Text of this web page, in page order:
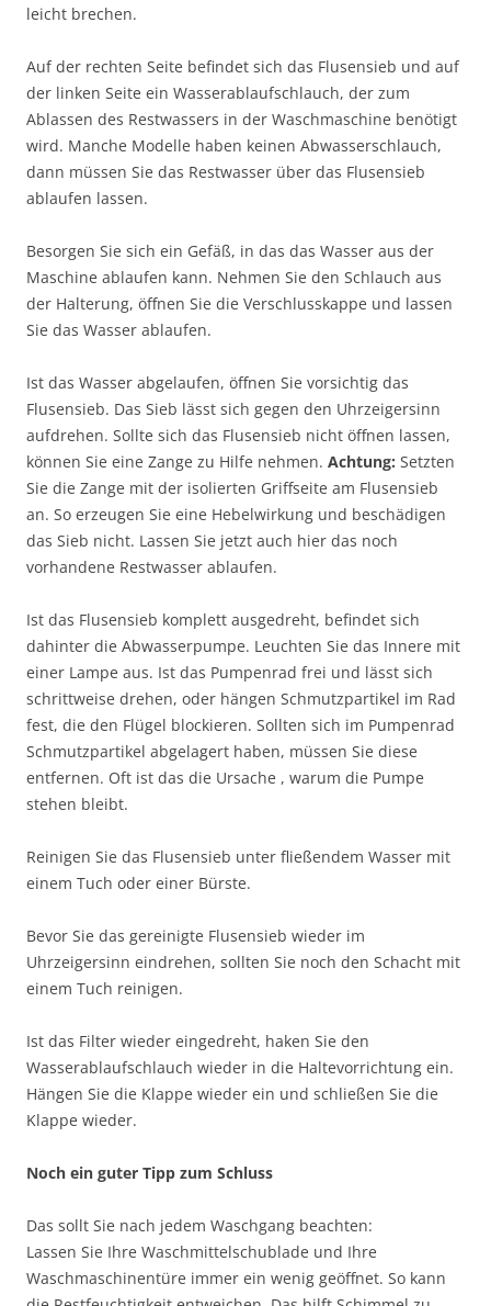
leicht brechen.
Auf der rechten Seite befindet sich das Flusensieb und auf
der linken Seite ein Wasserablaufschlauch, der zum
Ablassen des Restwassers in der Waschmaschine benötigt
wird. Manche Modelle haben keinen Abwasserschlauch,
dann müssen Sie das Restwasser über das Flusensieb
ablaufen lassen.
Besorgen Sie sich ein Gefäß, in das das Wasser aus der
Maschine ablaufen kann. Nehmen Sie den Schlauch aus
der Halterung, öffnen Sie die Verschlusskappe und lassen
Sie das Wasser ablaufen.
Ist das Wasser abgelaufen, öffnen Sie vorsichtig das
Flusensieb. Das Sieb lässt sich gegen den Uhrzeigersinn
aufdrehen. Sollte sich das Flusensieb nicht öffnen lassen,
können Sie eine Zange zu Hilfe nehmen. Achtung: Setzten
Sie die Zange mit der isolierten Griffseite am Flusensieb
an. So erzeugen Sie eine Hebelwirkung und beschädigen
das Sieb nicht. Lassen Sie jetzt auch hier das noch
vorhandene Restwasser ablaufen.
Ist das Flusensieb komplett ausgedreht, befindet sich
dahinter die Abwasserpumpe. Leuchten Sie das Innere mit
einer Lampe aus. Ist das Pumpenrad frei und lässt sich
schrittweise drehen, oder hängen Schmutzpartikel im Rad
fest, die den Flügel blockieren. Sollten sich im Pumpenrad
Schmutzpartikel abgelagert haben, müssen Sie diese
entfernen. Oft ist das die Ursache , warum die Pumpe
stehen bleibt.
Reinigen Sie das Flusensieb unter fließendem Wasser mit
einem Tuch oder einer Bürste.
Bevor Sie das gereinigte Flusensieb wieder im
Uhrzeigersinn eindrehen, sollten Sie noch den Schacht mit
einem Tuch reinigen.
Ist das Filter wieder eingedreht, haken Sie den
Wasserablaufschlauch wieder in die Haltevorrichtung ein.
Hängen Sie die Klappe wieder ein und schließen Sie die
Klappe wieder.
Noch ein guter Tipp zum Schluss
Das sollt Sie nach jedem Waschgang beachten:
Lassen Sie Ihre Waschmittelschublade und Ihre
Waschmaschinentüre immer ein wenig geöffnet. So kann